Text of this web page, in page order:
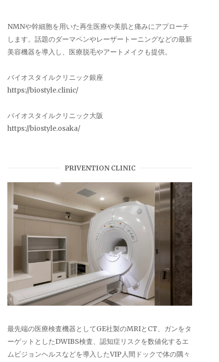
NMNや幹細胞を用いた再生医療や美肌と痛みにアプローチ
します。話題のダーマペンやレーザートーニングなどの最新
美容機器を導入し、医療脱毛やアートメイクも提供。
バイオスタイルクリニック銀座
https://biostyle.clinic/
バイオスタイルクリニック大阪
https://biostyle.osaka/
PRIVENTION CLINIC
最先端の医療検査機器としてGE社製のMRIとCT、ガンをタ
ーゲットとしたDWIBS検査、認知症リスクを数値化するエ
ムビジョンヘルスなどを導入したVIP人間ドックで体の隅々